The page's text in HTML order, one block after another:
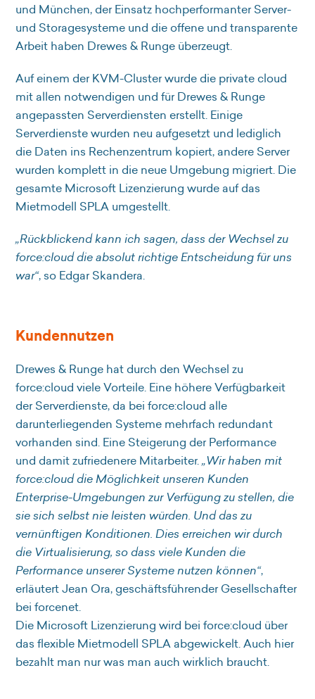
und München, der Einsatz hochperformanter Server-
und Storagesysteme und die offene und transparente
Arbeit haben Drewes & Runge überzeugt.
Auf einem der KVM-Cluster wurde die private cloud
mit allen notwendigen und für Drewes & Runge
angepassten Serverdiensten erstellt. Einige
Serverdienste wurden neu aufgesetzt und lediglich
die Daten ins Rechenzentrum kopiert, andere Server
wurden komplett in die neue Umgebung migriert. Die
gesamte Microsoft Lizenzierung wurde auf das
Mietmodell SPLA umgestellt.
„Rückblickend kann ich sagen, dass der Wechsel zu
force:cloud die absolut richtige Entscheidung für uns
war“, so Edgar Skandera.
Kundennutzen
Drewes & Runge hat durch den Wechsel zu
force:cloud viele Vorteile. Eine höhere Verfügbarkeit
der Serverdienste, da bei force:cloud alle
darunterliegenden Systeme mehrfach redundant
vorhanden sind. Eine Steigerung der Performance
und damit zufriedenere Mitarbeiter.„Wir haben mit
force:cloud die Möglichkeit unseren Kunden
Enterprise-Umgebungen zur Verfügung zu stellen, die
sie sich selbst nie leisten würden. Und das zu
vernünftigen Konditionen. Dies erreichen wir durch
die Virtualisierung, so dass viele Kunden die
Performance unserer Systeme nutzen können“,
erläutert Jean Ora, geschäftsführender Gesellschafter
bei forcenet.
Die Microsoft Lizenzierung wird bei force:cloud über
das flexible Mietmodell SPLA abgewickelt. Auch hier
bezahlt man nur was man auch wirklich braucht.